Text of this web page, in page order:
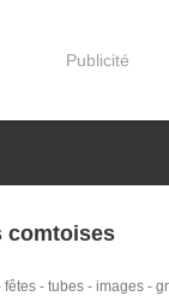
Publicité
comtoises
fêtes - tubes - images -